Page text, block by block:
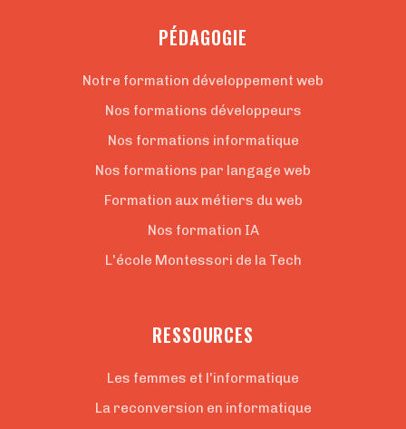
PÉDAGOGIE
Notre formation développement web
Nos formations développeurs
Nos formations informatique
Nos formations par langage web
Formation aux métiers du web
Nos formation IA
L'école Montessori de la Tech
RESSOURCES
Les femmes et l'informatique
La reconversion en informatique